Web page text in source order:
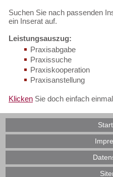
Suchen Sie nach passenden
ein Inserat auf.
Leistungsauszug:
Praxisabgabe
Praxissuche
Praxiskooperation
Praxisanstellung
Klicken Sie doch einfach